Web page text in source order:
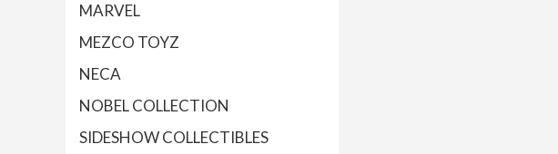
MARVEL
MEZCO TOYZ
NECA
NOBEL COLLECTION
SIDESHOW COLLECTIBLES